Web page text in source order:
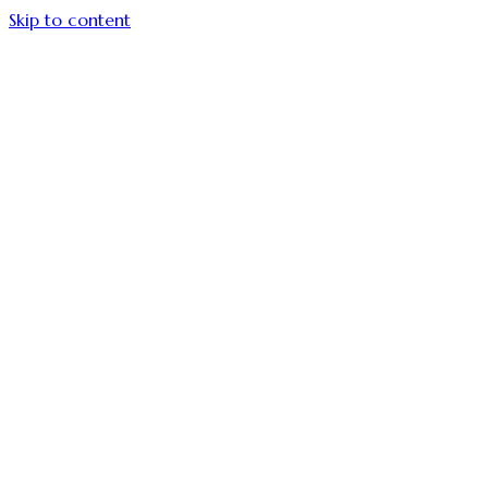
Skip to content